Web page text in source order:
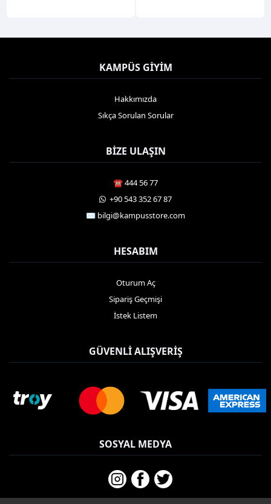
KAMPÜS GIYIM
Hakkımızda
Sıkça Sorulan Sorular
BIZE ULAŞIN
☎️ 444 56 77
️ +90 543 352 67 87
✉️ bilgi@kampusstore.com
HESABIM
Oturum Aç
Sipariş Geçmişi
İstek Listem
GÜVENLI ALIŞVERIŞ
SOSYAL MEDYA